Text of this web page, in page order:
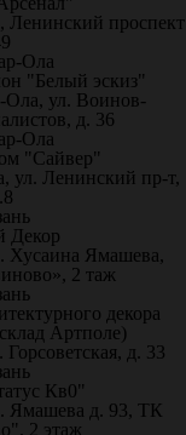
проспект
Ола
"Белый эскиз"
Ола, ул. Воинов-
д. 36
Ола
"Сайвер"
ул. Ленинский пр-т,
Декор
Хусаина Ямашева,
2 таж
декора
Артполе)
Горсоветская, д. 33
Кв0"
Ямашева д. 93, ТК
2 этаж